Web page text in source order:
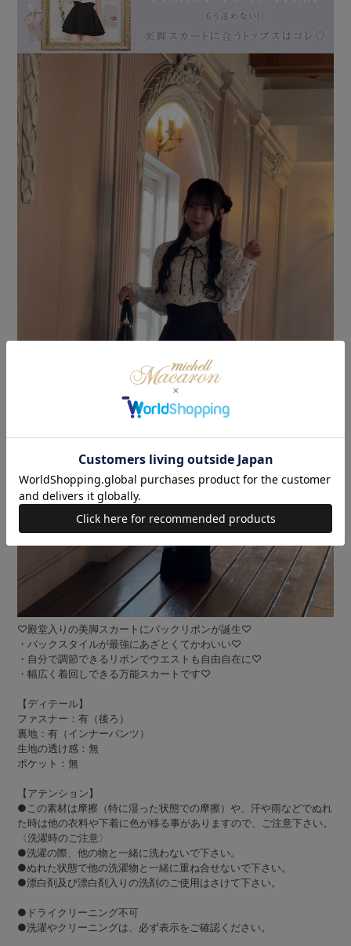
♡殿堂入りの美脚スカートにバックリボンが誕生♡
・バックスタイルが最強にあざとくてかわいい♡
・自分で調節できるリボンでウエストも自由自在に♡
・幅広く着回しできる万能スカートです♡
【ディテール】
ファスナー：有（後ろ）
裏地：有（インナーパンツ）
生地の透け感：無
ポケット：無
【アテンション】
●この素材は摩擦（特に湿った状態での摩擦）や、汗や雨などでぬれ
た時は他の衣料や下着に色が移る事がありますので、ご注意下さい。
〈洗濯時のご注意〉
●洗濯の際、他の物と一緒に洗わないで下さい。
●ぬれた状態で他の洗濯物と一緒に重ね合せないで下さい。
●漂白剤及び漂白剤入りの洗剤のご使用はさけて下さい。
●ドライクリーニング不可
●洗濯やクリーニングは、必ず表示をご確認ください。